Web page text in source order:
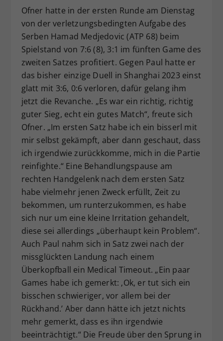
Ofner hatte in der ersten Runde am Dienstag
von der verletzungsbedingten Aufgabe des
Serben Hamad Medjedovic (ATP 68) beim
Spielstand von 7:6 (8), 3:1 im fünften Game des
zweiten Satzes profitiert. Gegen Paul hatte er
das bisher einzige Duell in Shanghai 2023 einst
glatt mit 3:6, 0:6 verloren, dafür gelang ihm
jetzt die Revanche. „Es war ein richtig, richtig
guter Sieg, echt ein gutes Match“, freute sich
Ofner. „Im ersten Satz habe ich ein bisserl mit
mir selbst gekämpft, aber dann geschaut, dass
ich irgendwie zurückkomme, mich in die Partie
reinfighte.“ Eine Behandlungspause am
rechten Handgelenk nach dem ersten Satz
habe vielmehr jenen Zweck erfüllt, Zeit zu
bekommen, um runterzukommen, es habe
sich nur um eine kleine Irritation gehandelt,
diese sei allerdings „überhaupt kein Problem“.
Auch Paul nahm sich in Satz zwei nach der
missglückten Landung nach einem
Überkopfball ein Medical Timeout. „Ein paar
Games habe ich gemerkt: ‚Ok, er tut sich ein
bisschen schwieriger, vor allem bei der
Rückhand.’ Aber dann hätte ich jetzt nichts
mehr gemerkt, dass es ihn irgendwie
beeinträchtigt.“ Die Freude über den Sprung in